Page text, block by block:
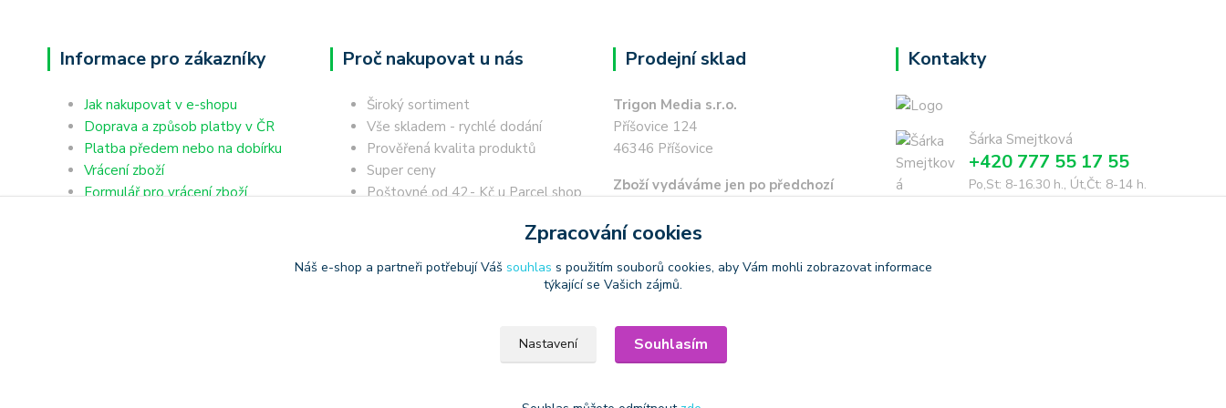
Informace pro zákazníky
Jak nakupovat v e-shopu
Doprava a způsob platby v ČR
Platba předem nebo na dobírku
Vrácení zboží
Formulář pro vrácení zboží
Proč nakupovat u nás
Široký sortiment
Vše skladem - rychlé dodání
Prověřená kvalita produktů
Super ceny
Poštovné od 42,- Kč u Parcel shop
Platba kartou / převodem zdarma
Prodejní sklad
Trigon Media s.r.o.
Příšovice 124
46346 Příšovice
Zboží vydáváme jen po předchozí
ohledně času vydání.
Kontakty
Šárka Smejtková
+420 777 55 17 55
Po,St: 8-16.30 h., Út,Čt: 8-14 h.
Zpracování cookies
Náš e-shop a partneři potřebují Váš souhlas s použitím souborů cookies, aby Vám mohli zobrazovat informace
týkající se Vašich zájmů.
Nastavení Souhlasím